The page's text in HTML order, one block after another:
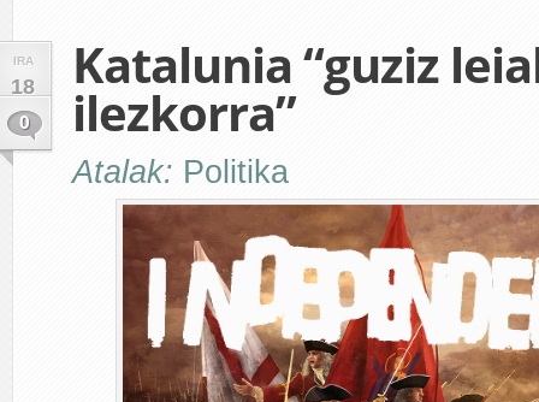
IRA
18
0
Katalunia “guziz
ilezkorra”
Atalak: Politika